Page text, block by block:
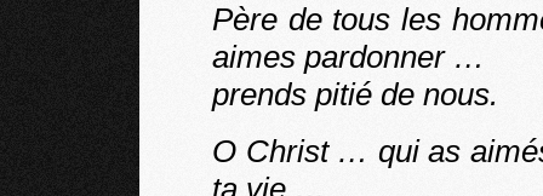
Père de tous les
aimes pardonner …
prends pitié de nous.
O Christ … qui as
ta vie …